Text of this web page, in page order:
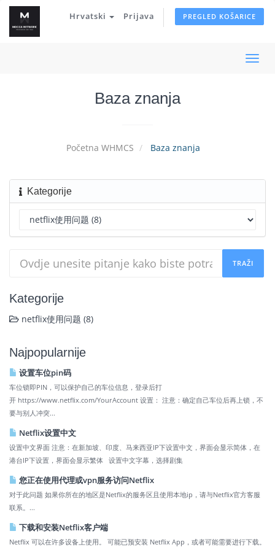
Hrvatski Prijava PREGLED KOŠARICE
Baza znanja
Početna WHMCS Baza znanja
Kategorije
Kategorije
netflix使用问题 (8)
Najpopularnije
设置车位pin码
车位锁即PIN，可以保护自己的车位信息，登录后打
开 https://www.netflix.com/YourAccount 设置： 注意：确定自己车位后再上锁，不
要与别人冲突...
Netflix设置中文
设置中文界面 注意：在新加坡、印度、马来西亚IP下设置中文，界面会显示简体，在
港台IP下设置，界面会显示繁体 设置中文字幕，选择剧集
您正在使用代理或vpn服务访问Netflix
对于此问题 如果你所在的地区是Netflix的服务区且使用本地ip，请与Netflix官方客服
联系。...
下载和安装Netflix客户端
Netflix 可以在许多设备上使用。 可能已预安装 Netflix App，或者可能需要进行下载。